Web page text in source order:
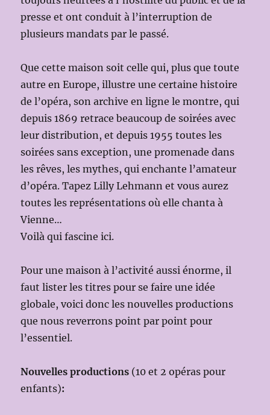
presse et ont conduit à l’interruption de
plusieurs mandats par le passé.
Que cette maison soit celle qui, plus que toute
autre en Europe, illustre une certaine histoire
de l’opéra, son archive en ligne le montre, qui
depuis 1869 retrace beaucoup de soirées avec
leur distribution, et depuis 1955 toutes les
soirées sans exception, une promenade dans
les rêves, les mythes, qui enchante l’amateur
d’opéra. Tapez Lilly Lehmann et vous aurez
toutes les représentations où elle chanta à
Vienne…
Voilà qui fascine ici.
Pour une maison à l’activité aussi énorme, il
faut lister les titres pour se faire une idée
globale, voici donc les nouvelles productions
que nous reverrons point par point pour
l’essentiel.
Nouvelles productions (10 et 2 opéras pour
enfants):